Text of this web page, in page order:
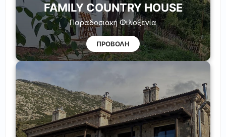
FAMILY COUNTRY HOUSE
Παραδοσιακή Φιλοξενία
ΠΡΟΒΟΛΗ